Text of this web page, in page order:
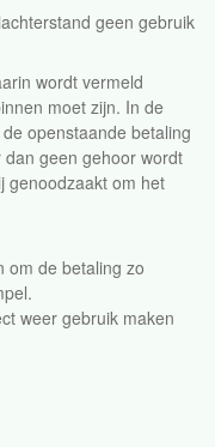
geen gebruik
wordt vermeld
moet zijn. In de
openstaande betaling
geen gehoor wordt
genoodzaakt om het
om de betaling zo
weer gebruik maken